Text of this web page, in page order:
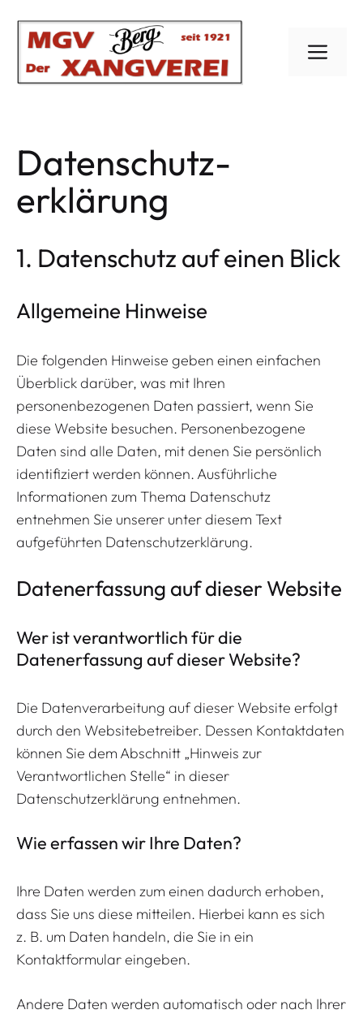
Inhalt
Datenschutz­
erklärung
1. Datenschutz auf einen Blick
Allgemeine Hinweise
Die folgenden Hinweise geben einen einfachen
Überblick darüber, was mit Ihren
personenbezogenen Daten passiert, wenn Sie
diese Website besuchen. Personenbezogene
Daten sind alle Daten, mit denen Sie persönlich
identifiziert werden können. Ausführliche
Informationen zum Thema Datenschutz
entnehmen Sie unserer unter diesem Text
aufgeführten Datenschutzerklärung.
Datenerfassung auf dieser Website
Wer ist verantwortlich für die
Datenerfassung auf dieser Website?
Die Datenverarbeitung auf dieser Website erfolgt
durch den Websitebetreiber. Dessen Kontaktdaten
können Sie dem Abschnitt „Hinweis zur
Verantwortlichen Stelle“ in dieser
Datenschutzerklärung entnehmen.
Wie erfassen wir Ihre Daten?
Ihre Daten werden zum einen dadurch erhoben,
dass Sie uns diese mitteilen. Hierbei kann es sich
z. B. um Daten handeln, die Sie in ein
Kontaktformular eingeben.
Andere Daten werden automatisch oder nach Ihrer